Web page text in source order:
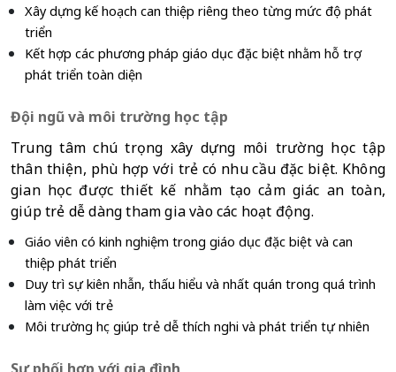
Xây dựng kế hoạch can thiệp riêng theo từng mức độ phát
triển
Kết hợp các phương pháp giáo dục đặc biệt nhằm hỗ trợ
phát triển toàn diện
Đội ngũ và môi trường học tập
Trung tâm chú trọng xây dựng môi trường học tập
thân thiện, phù hợp với trẻ có nhu cầu đặc biệt. Không
gian học được thiết kế nhằm tạo cảm giác an toàn,
giúp trẻ dễ dàng tham gia vào các hoạt động.
Giáo viên có kinh nghiệm trong giáo dục đặc biệt và can
thiệp phát triển
Duy trì sự kiên nhẫn, thấu hiểu và nhất quán trong quá trình
làm việc với trẻ
Môi trường học giúp trẻ dễ thích nghi và phát triển tự nhiên